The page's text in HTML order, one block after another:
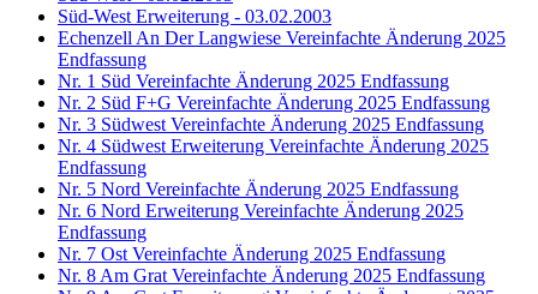
Süd-West Erweiterung - 03.02.2003
Echenzell An Der Langwiese Vereinfachte Änderung 2025
Endfassung
Nr. 1 Süd Vereinfachte Änderung 2025 Endfassung
Nr. 2 Süd F+G Vereinfachte Änderung 2025 Endfassung
Nr. 3 Südwest Vereinfachte Änderung 2025 Endfassung
Nr. 4 Südwest Erweiterung Vereinfachte Änderung 2025
Endfassung
Nr. 5 Nord Vereinfachte Änderung 2025 Endfassung
Nr. 6 Nord Erweiterung Vereinfachte Änderung 2025
Endfassung
Nr. 7 Ost Vereinfachte Änderung 2025 Endfassung
Nr. 8 Am Grat Vereinfachte Änderung 2025 Endfassung